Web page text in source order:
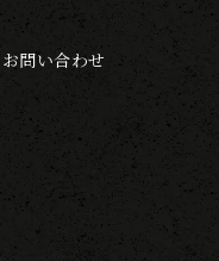
お問い合わせ